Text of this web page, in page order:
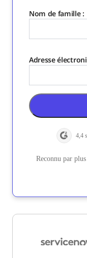
Nom de famille :
Adresse
4,4
Reconnu par